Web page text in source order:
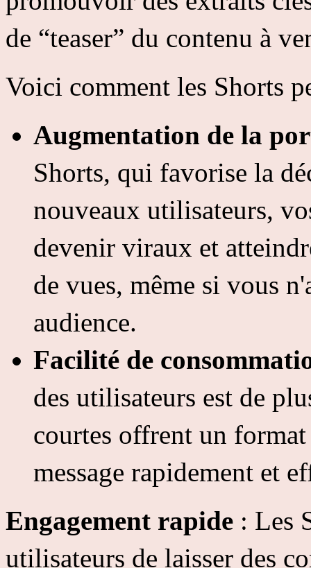
de “teaser” du contenu à
Voici comment les Shorts
Augmentation de la
Shorts, qui favorise la
nouveaux utilisateurs,
devenir viraux et
de vues, même si vous
audience.
Facilité de
des utilisateurs est de
courtes offrent un
message rapidement et
Engagement rapide : Les
utilisateurs de laisser des